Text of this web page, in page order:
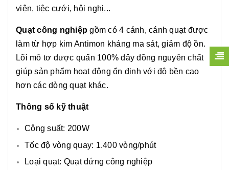
viện, tiệc cưới, hội nghị...
Quạt công nghiệp gồm có 4 cánh, cánh quạt được
làm từ hợp kim Antimon kháng ma sát, giảm độ ồn.
Lõi mô tơ được quấn 100% dây đồng nguyên chất
giúp sản phẩm hoạt động ổn định với độ bền cao
hơn các dòng quạt khác.
Thông số kỹ thuật
Công suất: 200W
Tốc độ vòng quay: 1.400 vòng/phút
Loại quạt: Quạt đứng công nghiệp